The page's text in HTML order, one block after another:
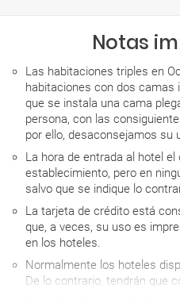
Notas
Las habitaciones triples en
habitaciones con dos camas
que se instala una cama
persona, con las
por ello, desaconsejamos su
La hora de entrada al hotel
establecimiento, pero en
salvo que se indique lo
La tarjeta de crédito está
que, a veces, su uso es
en los hoteles.
Normalmente los hoteles
De lo contrario, tendrán que